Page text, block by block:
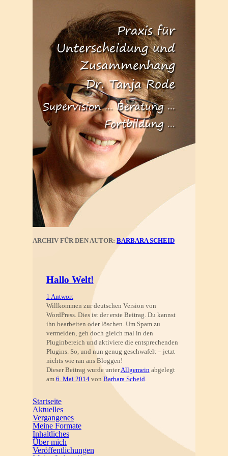
Praxis für
Unterscheidung und
Zusammenhang
Dr. Tanja Rode
Supervision ... Beratung ...
Fortbildung ...
ARCHIV FÜR DEN AUTOR: BARBARA SCHEID
Hallo Welt!
1 Antwort
Willkommen zur deutschen Version von
WordPress. Dies ist der erste Beitrag. Du kannst
ihn bearbeiten oder löschen. Um Spam zu
vermeiden, geh doch gleich mal in den
Pluginbereich und aktiviere die entsprechenden
Plugins. So, und nun genug geschwafelt – jetzt
nichts wie ran ans Bloggen!
Dieser Beitrag wurde unterAllgemeinabgelegt
am 6. Mai 2014von Barbara Scheid.
Startseite
Aktuelles
Vergangenes
Meine Formate
Inhaltliches
Über mich
Veröffentlichungen